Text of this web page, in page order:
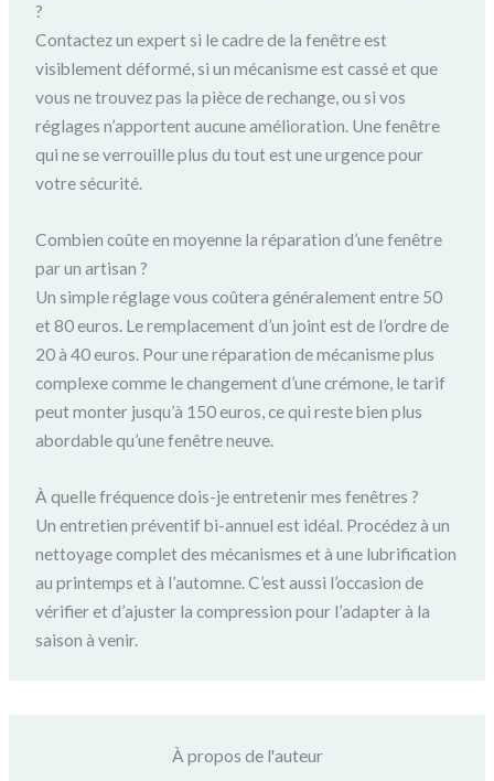
?
Contactez un expert si le cadre de la fenêtre est
visiblement déformé, si un mécanisme est cassé et que
vous ne trouvez pas la pièce de rechange, ou si vos
réglages n’apportent aucune amélioration. Une fenêtre
qui ne se verrouille plus du tout est une urgence pour
votre sécurité.
Combien coûte en moyenne la réparation d’une fenêtre
par un artisan ?
Un simple réglage vous coûtera généralement entre 50
et 80 euros. Le remplacement d’un joint est de l’ordre de
20 à 40 euros. Pour une réparation de mécanisme plus
complexe comme le changement d’une crémone, le tarif
peut monter jusqu’à 150 euros, ce qui reste bien plus
abordable qu’une fenêtre neuve.
À quelle fréquence dois-je entretenir mes fenêtres ?
Un entretien préventif bi-annuel est idéal. Procédez à un
nettoyage complet des mécanismes et à une lubrification
au printemps et à l’automne. C’est aussi l’occasion de
vérifier et d’ajuster la compression pour l’adapter à la
saison à venir.
À propos de l'auteur